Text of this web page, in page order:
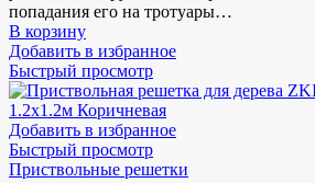
попадания его на тротуары…
В корзину
Добавить в избранное
Быстрый просмотр
Добавить в избранное
Быстрый просмотр
Приствольные решетки